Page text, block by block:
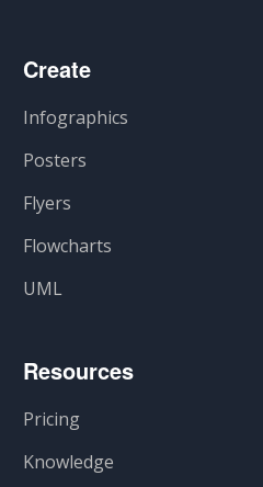
Create
Infographics
Posters
Flyers
Flowcharts
UML
Resources
Pricing
Knowledge